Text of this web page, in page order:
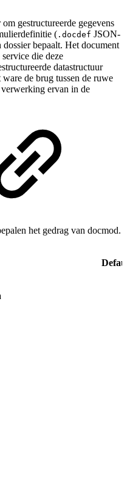
gestructureerde gegevens
( .docdef JSON-
dossier bepaalt. Het document
die deze
datastructuur
de brug tussen de ruwe
ervan in de
het gedrag van docmod.